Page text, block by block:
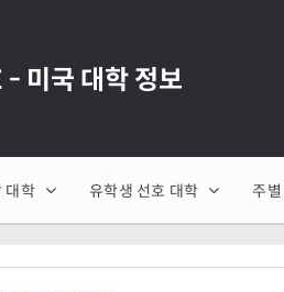
미국 대학 정보
대학 유학생 선호 대학 주